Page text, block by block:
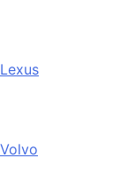
Lexus
Volvo